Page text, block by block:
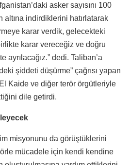
asker sayısını 100
indirdiklerini hatırlatarak
karar verdik, gelecekteki
karar vereceğiz ve doğru
ayrılacağız.” dedi. Taliban’a
şiddeti düşürme” çağrısı yapan
Kaide ve diğer terör örgütleriyle
dile getirdi.
misyonunu da görüştüklerini
mücadele için kendi kendine